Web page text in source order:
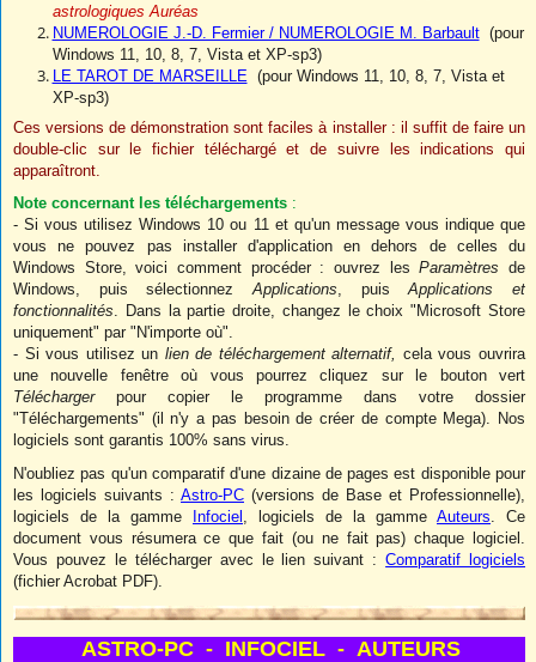
astrologiques Auréas
NUMEROLOGIE J.-D. Fermier / NUMEROLOGIE M. Barbault(pour
Windows 11, 10, 8, 7, Vista et XP-sp3)
LE TAROT DE MARSEILLE(pour Windows 11, 10, 8, 7, Vista et
XP-sp3)
Ces versions de démonstration sont faciles à installer : il suffit de faire un
double-clic sur le fichier téléchargé et de suivre les indications qui
apparaîtront.
Note concernant les téléchargements :
- Si vous utilisez Windows 10 ou 11 et qu'un message vous indique que
vous ne pouvez pas installer d'application en dehors de celles du
Windows Store, voici comment procéder : ouvrez lesParamètresde
Windows, puis sélectionnezApplications, puisApplications et
fonctionnalités. Dans la partie droite, changez le choix "Microsoft Store
uniquement" par "N'importe où".
- Si vous utilisez un lien de téléchargement alternatif, cela vous ouvrira
une nouvelle fenêtre où vous pourrez cliquez sur le bouton vert
Télécharger pour copier le programme dans votre dossier
"Téléchargements" (il n'y a pas besoin de créer de compte Mega). Nos
logiciels sont garantis 100% sans virus.
N'oubliez pas qu'un comparatif d'une dizaine de pages est disponible pour
les logiciels suivants : Astro-PC (versions de Base et Professionnelle),
logiciels de la gamme
Infociel , logiciels de la gamme Auteurs. Ce
document vous résumera ce que fait (ou ne fait pas) chaque logiciel.
Vous pouvez le télécharger avec le lien suivant :Comparatif logiciels
(fichier Acrobat PDF).
ASTRO-PC - INFOCIEL - AUTEURS